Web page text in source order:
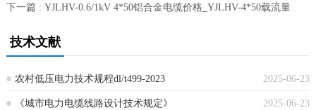
下一篇 : YJLHV-0.6/1kV 4*50铝合金电缆价格_YJLHV-4*50载流量
技术文献
2025-06-23
农村低压电力技术规程dl/t499-2023
2025-06-23
《城市电力电缆线路设计技术规定》